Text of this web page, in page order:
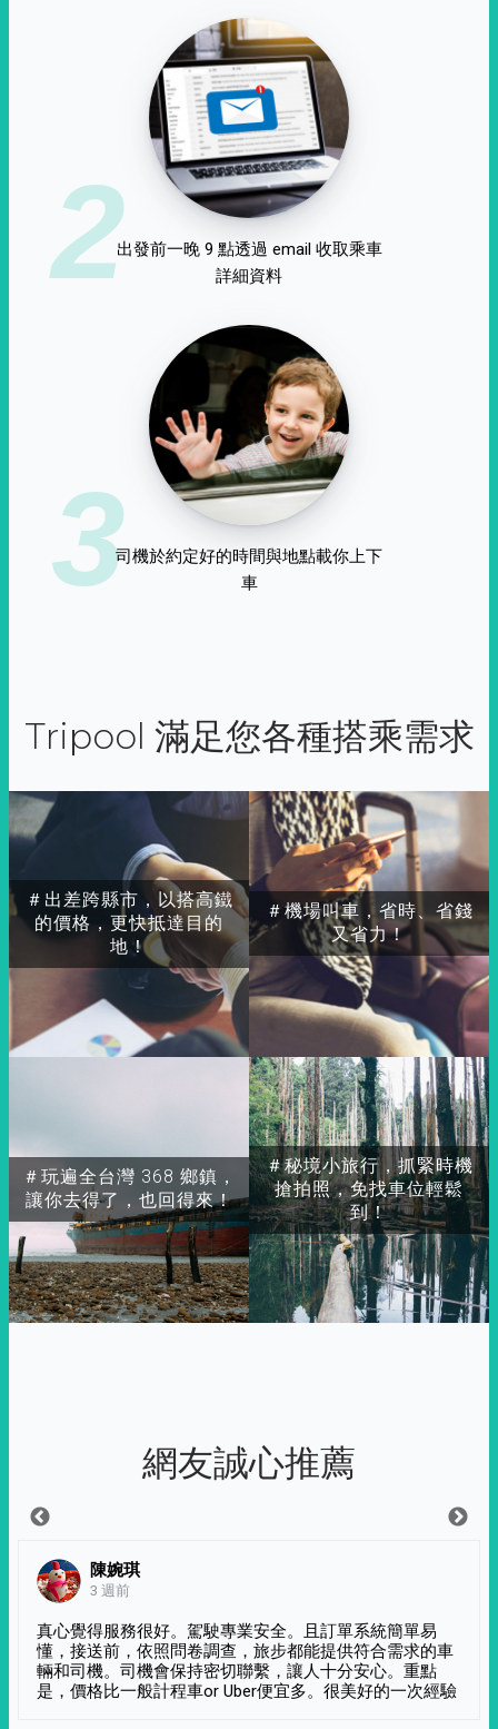
2出發前一晚 9 點透過 email 收取乘車
詳細資料
3司機於約定好的時間與地點載你上下
車
Tripool 滿足您各種搭乘需求
＃出差跨縣市，以搭高鐵
的價格，更快抵達目的
地！
＃玩遍全台灣 368 鄉鎮，
讓你去得了，也回得來！
＃秘境小旅行，抓緊時機
搶拍照，免找車位輕鬆
到！
＃機場叫車，省時、省錢
又省力！
網友誠心推薦
陳婉琪
3 週前
真心覺得服務很好。駕駛專業安全。且訂單系統簡單易
懂，接送前，依照問卷調查，旅步都能提供符合需求的車
輛和司機。司機會保持密切聯繫，讓人十分安心。重點
是，價格比一般計程車or Uber便宜多。很美好的一次經驗